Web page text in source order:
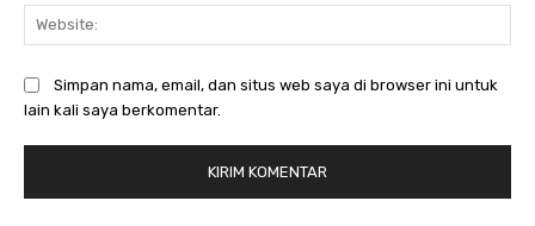
Simpan nama, email, dan situs web saya di browser ini untuk
lain kali saya berkomentar.